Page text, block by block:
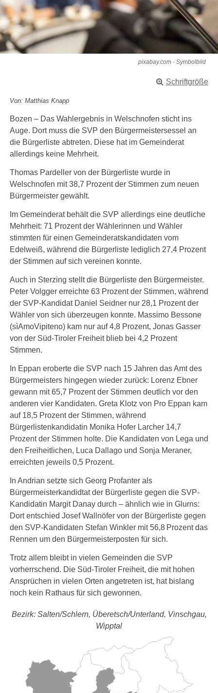
pixabay.com - Symbolbild
Schriftgröße
Von: Matthias Knapp
Bozen – Das Wahlergebnis in Welschnofen sticht ins
Auge. Dort muss die SVP den Bürgermeistersessel an
die Bürgerliste abtreten. Diese hat im Gemeinderat
allerdings keine Mehrheit.
Thomas Pardeller von der Bürgerliste wurde in
Welschnofen mit 38,7 Prozent der Stimmen zum neuen
Bürgermeister gewählt.
Im Gemeinderat behält die SVP allerdings eine deutliche
Mehrheit: 71 Prozent der Wählerinnen und Wähler
stimmten für einen Gemeinderatskandidaten vom
Edelweiß, während die Bürgerliste lediglich 27,4 Prozent
der Stimmen auf sich vereinen konnte.
Auch in Sterzing stellt die Bürgerliste den Bürgermeister.
Peter Volgger erreichte 63 Prozent der Stimmen, während
der SVP-Kandidat Daniel Seidner nur 28,1 Prozent der
Wähler von sich überzeugen konnte. Massimo Bessone
(sìAmoVipiteno) kam nur auf 4,8 Prozent, Jonas Gasser
von der Süd-Tiroler Freiheit blieb bei 4,2 Prozent
Stimmen.
In Eppan eroberte die SVP nach 15 Jahren das Amt des
Bürgermeisters hingegen wieder zurück: Lorenz Ebner
gewann mit 65,7 Prozent der Stimmen deutlich vor den
anderen vier Kandidaten. Greta Klotz von Pro Eppan kam
auf 18,5 Prozent der Stimmen, während
Bürgerlistenkandidatin Monika Hofer Larcher 14,7
Prozent der Stimmen holte. Die Kandidaten von Lega und
den Freiheitlichen, Luca Dallago und Sonja Meraner,
erreichten jeweils 0,5 Prozent.
In Andrian setzte sich Georg Profanter als
Bürgermeisterkandidtat der Bürgerliste gegen die SVP-
Kandidatin Margit Danay durch – ähnlich wie in Glurns:
Dort entschied Josef Wallnöfer von der Bürgerliste gegen
den SVP-Kandidaten Stefan Winkler mit 56,8 Prozent das
Rennen um den Bürgermeisterposten für sich.
Trotz allem bleibt in vielen Gemeinden die SVP
vorherrschend. Die Süd-Tiroler Freiheit, die mit hohen
Ansprüchen in vielen Orten angetreten ist, hat bislang
noch kein Rathaus für sich gewonnen.
Bezirk: Salten/Schlern, Überetsch/Unterland, Vinschgau,
Wipptal